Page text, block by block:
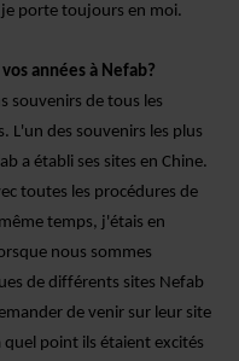
porte toujours en moi.
vos années à Nefab?
souvenirs de tous les
L'un des souvenirs les plus
a établi ses sites en Chine.
toutes les procédures de
temps, j'étais en
nous sommes
de différents sites Nefab
de venir sur leur site
point ils étaient excités